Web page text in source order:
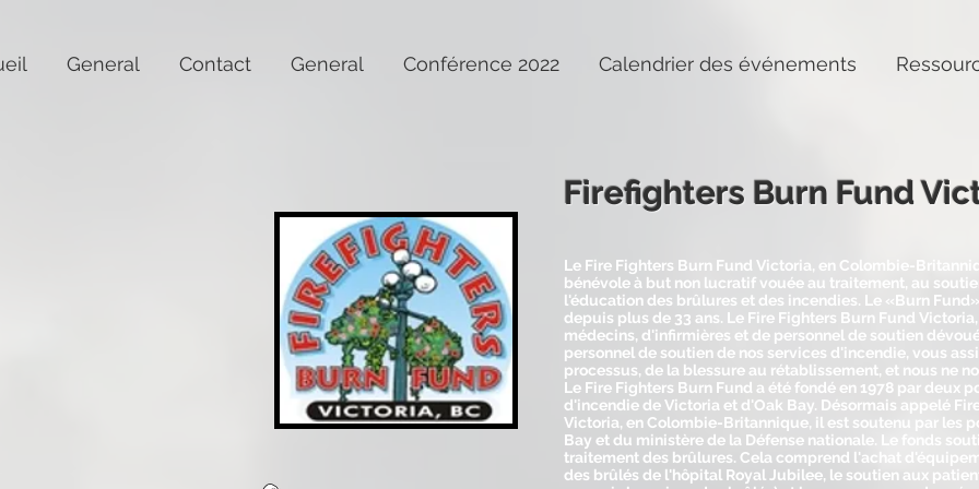
General Contact General Conférence 2022 Calendrier des événements
Firefighters Burn Fund
Le Fire Fighters Burn Fund Victoria, en Colombie-
bénévole à but non lucratif vouée au traitement, au
l'éducation des brûlures et des incendies. Le «Burn
depuis plus de 33 ans. Le Fire Fighters Burn Fund
médecins, d'infirmières et de personnel de soutien
personnel de soutien de nos services d'incendie, vous
processus, de la blessure au rétablissement, et nous ne
Le Fire Fighters Burn Fund a été fondé en 1978 par deux
d'incendie de Victoria et d'Oak Bay. Désormais appelé
Victoria, en Colombie-Britannique, il est soutenu par les
Bay et du ministère de la Défense nationale. Le fonds
traitement des brûlures. Cela comprend l'achat
des brûlés de l'hôpital Royal Jubilee, le soutien aux